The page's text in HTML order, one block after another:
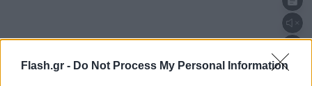
Flash.gr - Do Not Process My Personal Information